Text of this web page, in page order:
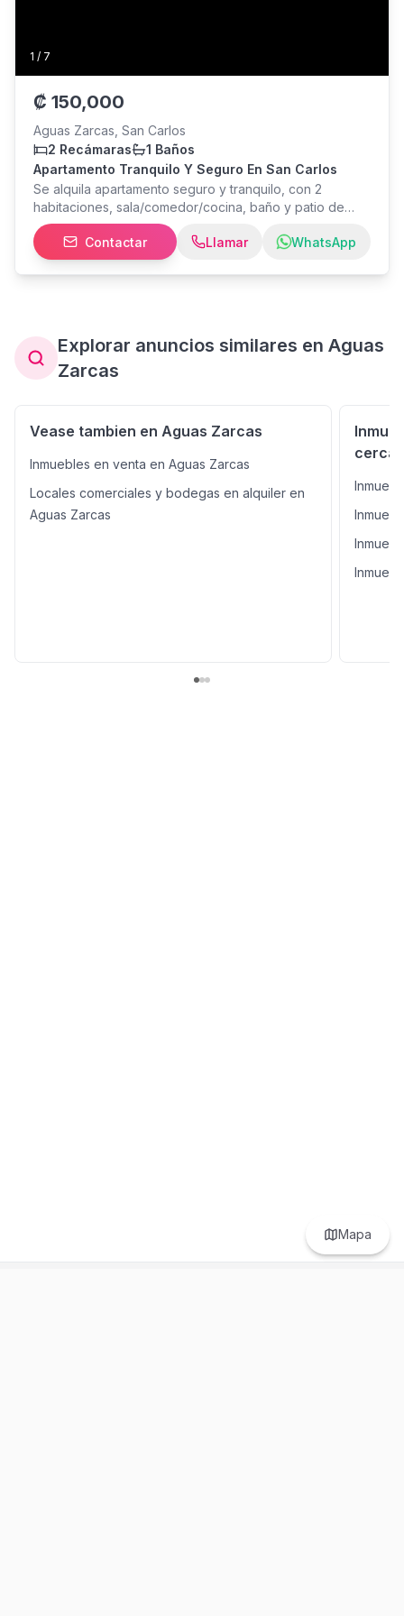
Mapa
1 / 7
₡ 150,000
Aguas Zarcas, San Carlos
2 Recámaras
1 Baños
Apartamento Tranquilo Y Seguro En San Carlos
Se alquila apartamento seguro y tranquilo, con 2
habitaciones, sala/comedor/cocina, baño y patio de
pila. Ubicado en Los Chiles de aguar Zarcas, costado
oeste de la plaza de deportes. Depósito 1 mes de renta.
Incluye pago de basura y mantenimiento de zonas
verdes No se permiten mascotas.
Contactar Llamar WhatsApp
Explorar anuncios similares en Aguas
Zarcas
Vease tambien en Aguas Zarcas
Inmuebles en venta en Aguas Zarcas
Locales comerciales y bodegas en alquiler en
Aguas Zarcas